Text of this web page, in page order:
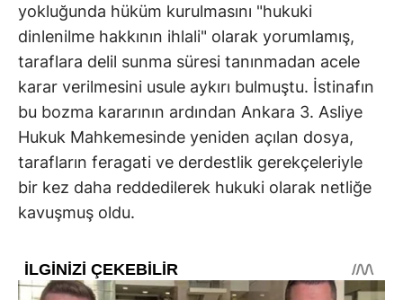
yokluğunda hüküm kurulmasını "hukuki
dinlenilme hakkının ihlali" olarak yorumlamış,
taraflara delil sunma süresi tanınmadan acele
karar verilmesini usule aykırı bulmuştu. İstinafın
bu bozma kararının ardından Ankara 3. Asliye
Hukuk Mahkemesinde yeniden açılan dosya,
tarafların feragati ve derdestlik gerekçeleriyle
bir kez daha reddedilerek hukuki olarak netliğe
kavuşmuş oldu.